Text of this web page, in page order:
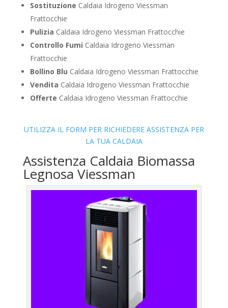
Sostituzione Caldaia Idrogeno Viessman
Frattocchie
Pulizia Caldaia Idrogeno Viessman Frattocchie
Controllo Fumi Caldaia Idrogeno Viessman
Frattocchie
Bollino Blu Caldaia Idrogeno Viessman Frattocchie
Vendita Caldaia Idrogeno Viessman Frattocchie
Offerte Caldaia Idrogeno Viessman Frattocchie
UTILIZZA IL FORM PER RICHIEDERE ASSISTENZA PER
LA TUA CALDAIA
Assistenza Caldaia Biomassa
Legnosa Viessman